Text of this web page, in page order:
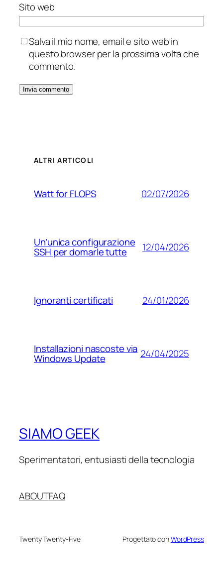
Sito web
Salva il mio nome, email e sito web in
questo browser per la prossima volta che
commento.
ALTRI ARTICOLI
Watt for FLOPS 02/07/2026
Un’unica configurazione
SSH per domarle tutte 12/04/2026
Ignoranti certificati 24/01/2026
Installazioni nascoste via
Windows Update 24/04/2025
SIAMO GEEK
Sperimentatori, entusiasti della tecnologia
ABOUTFAQ
Twenty Twenty-Five Progettato conWordPress